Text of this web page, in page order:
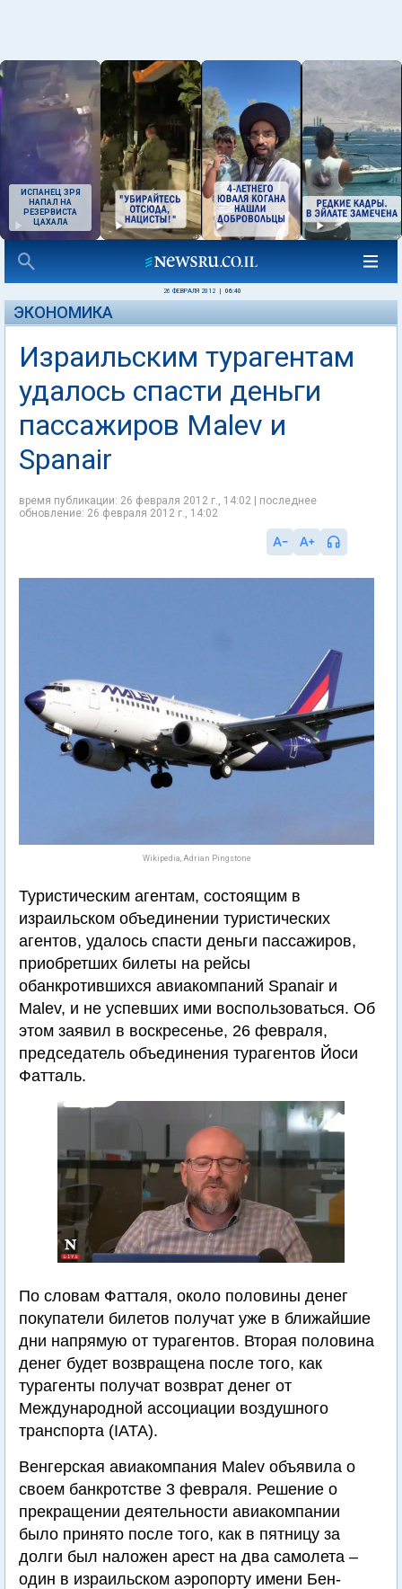
ИСПАНЕЦ ЗРЯ
НАПАЛ НА
РЕЗЕРВИСТА
ЦАХАЛА
26 ФЕВРАЛЯ 2012 06:40
ЭКОНОМИКА
Израильским турагентам
удалось спасти деньги
пассажиров Malev и
Spanair
время публикации: 26 февраля 2012 г., 14:02 | последнее
обновление: 26 февраля 2012 г., 14:02
Wikipedia, Adrian Pingstone
Туристическим агентам, состоящим в
израильском объединении туристических
агентов, удалось спасти деньги пассажиров,
приобретших билеты на рейсы
обанкротившихся авиакомпаний Spanair и
Malev, и не успевших ими воспользоваться. Об
этом заявил в воскресенье, 26 февраля,
председатель объединения турагентов Йоси
Фатталь.
По словам Фатталя, около половины денег
покупатели билетов получат уже в ближайшие
дни напрямую от турагентов. Вторая половина
денег будет возвращена после того, как
турагенты получат возврат денег от
Международной ассоциации воздушного
транспорта (IATA).
Венгерская авиакомпания Malev объявила о
своем банкротстве 3 февраля. Решение о
прекращении деятельности авиакомпании
было принято после того, как в пятницу за
долги был наложен арест на два самолета –
один в израильском аэропорту имени Бен-